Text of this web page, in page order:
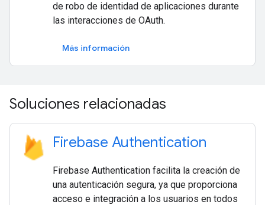
de robo de identidad de aplicaciones durante
las interacciones de OAuth.
Más información
Soluciones relacionadas
Firebase Authentication
Firebase Authentication facilita la creación de
una autenticación segura, ya que proporciona
acceso e integración a los usuarios en todos